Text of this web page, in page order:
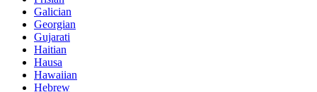
Galician
Georgian
Gujarati
Haitian
Hausa
Hawaiian
Hebrew